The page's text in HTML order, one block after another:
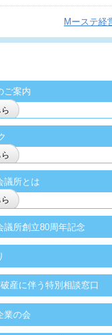
Mーステ経
ご案内
議所とは
議所創立80周年記念
産に伴う特別相談窓口
業の会